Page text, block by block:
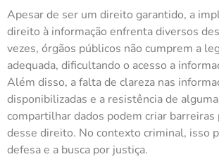
Apesar de ser um direito garantido, a
direito à informação enfrenta diversos
vezes, órgãos públicos não cumprem a
adequada, dificultando o acesso a
Além disso, a falta de clareza nas
disponibilizadas e a resistência de
compartilhar dados podem criar barreiras
desse direito. No contexto criminal, isso
defesa e a busca por justiça.